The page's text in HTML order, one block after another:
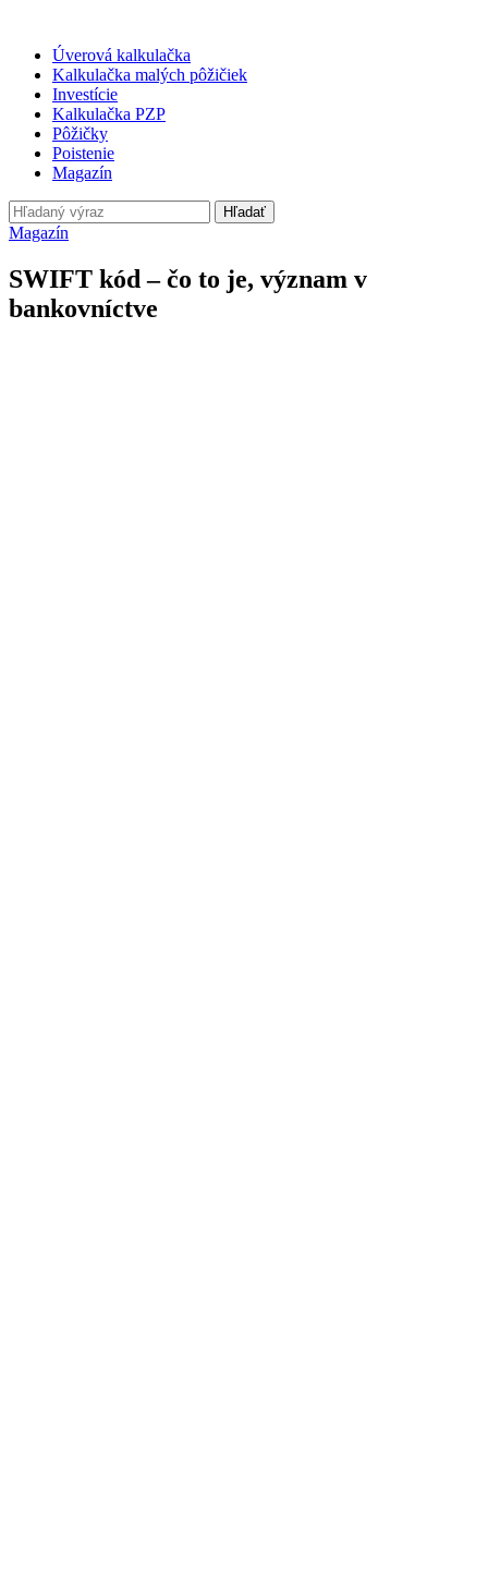
Úverová kalkulačka
Kalkulačka malých pôžičiek
Investície
Kalkulačka PZP
Pôžičky
Poistenie
Magazín
Hľadať
Magazín
SWIFT kód – čo to je, význam v
bankovníctve